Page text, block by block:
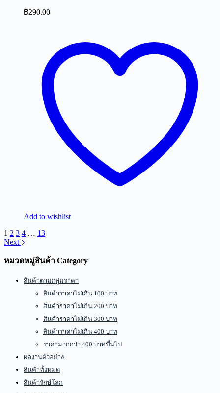
฿290.00
Add to wishlist
1 2 3 4 … 13
Next
หมวดหมู่สินค้า Category
สินค้าตามกลุ่มราคา
สินค้าราคาไม่เกิน 100 บาท
สินค้าราคาไม่เกิน 200 บาท
สินค้าราคาไม่เกิน 300 บาท
สินค้าราคาไม่เกิน 400 บาท
ราคามากกว่า 400 บาทขึ้นไป
ผลงานตัวอย่าง
สินค้าทั้งหมด
สินค้ารักษ์โลก